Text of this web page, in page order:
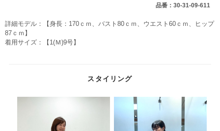
品番：30-31-09-611
詳細モデル：【身長：170ｃｍ、バスト80ｃｍ、ウエスト60ｃｍ、ヒップ
87ｃｍ】
着用サイズ：【1(Ｍ)9号】
スタイリング